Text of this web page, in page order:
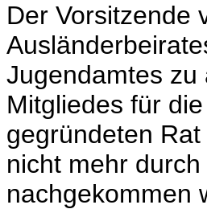
Der Vorsitzende
Jugendamtes
Mitgliedes für
gegründeten
nicht mehr
nachgekommen